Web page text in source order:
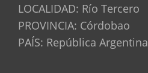
LOCALIDAD: Río Tercero
PROVINCIA: Córdobao
PAÍS: República Argentina